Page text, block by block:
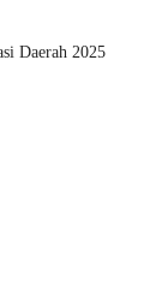
Daerah 2025